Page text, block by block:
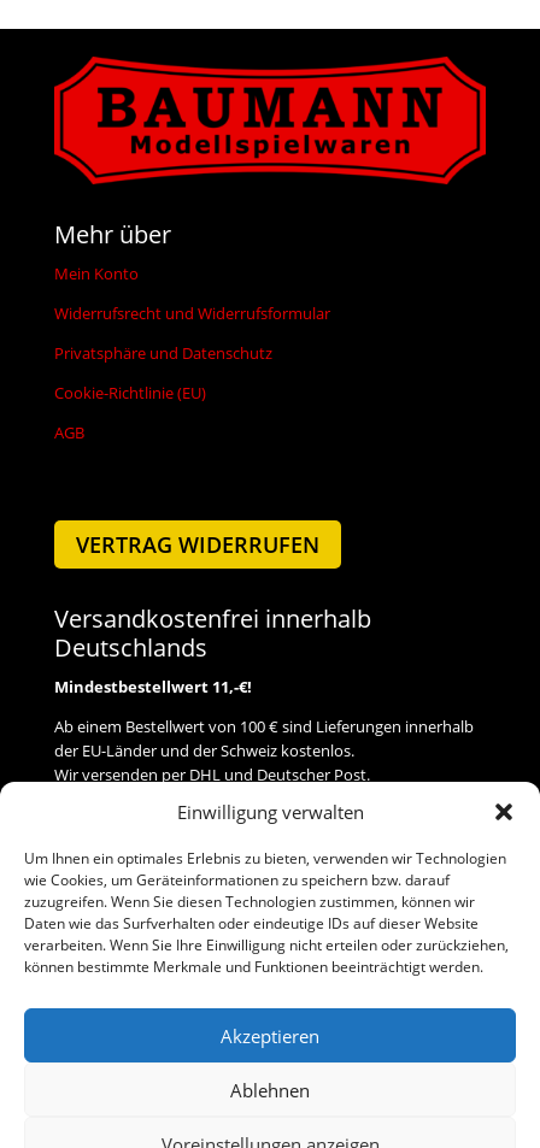
Einwilligung verwalten
Um Ihnen ein optimales Erlebnis zu bieten, verwenden wir Technologien
wie Cookies, um Geräteinformationen zu speichern bzw. darauf
zuzugreifen. Wenn Sie diesen Technologien zustimmen, können wir
Daten wie das Surfverhalten oder eindeutige IDs auf dieser Website
verarbeiten. Wenn Sie Ihre Einwilligung nicht erteilen oder zurückziehen,
können bestimmte Merkmale und Funktionen beeinträchtigt werden.
Akzeptieren
Ablehnen
Mehr über
Mein Konto
Widerrufsrecht und Widerrufsformular
Privatsphäre und Datenschutz
Cookie-Richtlinie (EU)
AGB
VERTRAG WIDERRUFEN
Versandkostenfrei innerhalb
Deutschlands
Mindestbestellwert 11,-€!
Ab einem Bestellwert von 100 € sind Lieferungen innerhalb
der EU-Länder und der Schweiz kostenlos.
Wir versenden per DHL und Deutscher Post.
Versand
Zahlung
Baumann Modellspielwaren
Telefon (0 91 61) 33 84